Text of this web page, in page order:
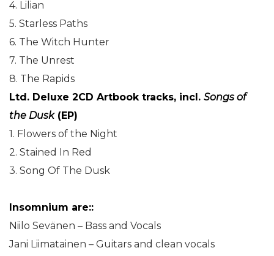
4. Lilian
5. Starless Paths
6. The Witch Hunter
7. The Unrest
8. The Rapids
Ltd. Deluxe 2CD Artbook tracks, incl. Songs of
the Dusk(EP)
1. Flowers of the Night
2. Stained In Red
3. Song Of The Dusk
Insomnium are::
Niilo Sevänen – Bass and Vocals
Jani Liimatainen – Guitars and clean vocals